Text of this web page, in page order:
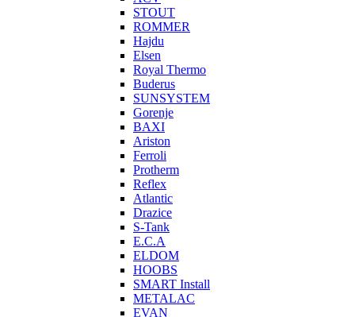
STOUT
ROMMER
Hajdu
Elsen
Royal Thermo
Buderus
SUNSYSTEM
Gorenje
BAXI
Ariston
Ferroli
Protherm
Reflex
Atlantic
Drazice
S-Tank
E.C.A
ELDOM
HOOBS
SMART Install
METALAC
EVAN